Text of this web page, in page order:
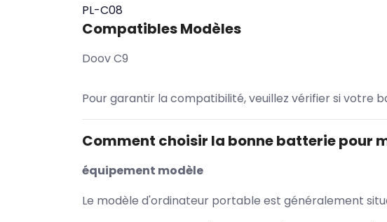
PL-C08
Compatibles Modèles
Doov C9
Pour garantir la compatibilité, veuillez vérifier si votre
Comment choisir la bonne batterie pour
équipement modèle
Le modèle d'ordinateur portable est généralement